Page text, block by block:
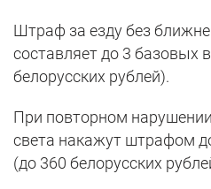
Штраф за езду без
составляет до 3 базовых
белорусских рублей).
При повторном
света накажут штрафом
(до 360 белорусских